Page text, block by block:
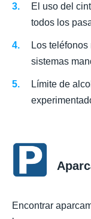
El uso del
todos los
Los
sistemas
Límite de
Encontrar